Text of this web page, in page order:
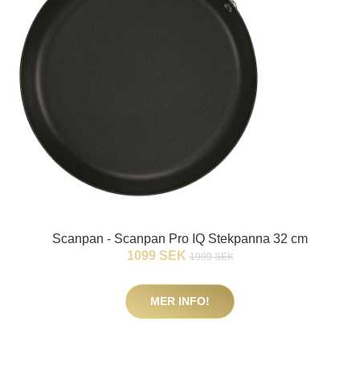
Scanpan - Scanpan Pro IQ Stekpanna 32 cm
1099 SEK 1999 SEK
MER INFO!